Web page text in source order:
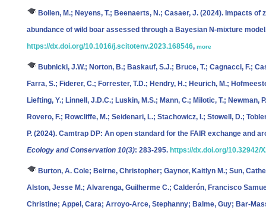
Bollen, M.; Neyens, T.; Beenaerts, N.; Casaer, J. (2024). Impacts of
abundance of wild boar assessed through a Bayesian N-mixture
https://dx.doi.org/10.1016/j.scitotenv.2023.168546, more
Bubnicki, J.W.; Norton, B.; Baskauf, S.J.; Bruce, T.; Cagnacci, F.;
Farra, S.; Fiderer, C.; Forrester, T.D.; Hendry, H.; Heurich, M.;
Liefting, Y.; Linnell, J.D.C.; Luskin, M.S.; Mann, C.; Milotic, T.; Newman,
Rovero, F.; Rowcliffe, M.; Seidenari, L.; Stachowicz, I.; Stowell, D.;
P. (2024). Camtrap DP: An open standard for the FAIR exchange and
Ecology and Conservation 10(3): 283-295. https://dx.doi.org/10.32942/
Burton, A. Cole; Beirne, Christopher; Gaynor, Kaitlyn M.; Sun,
Alston, Jesse M.; Alvarenga, Guilherme C.; Calderón, Francisco
Christine; Appel, Cara; Arroyo-Arce, Stephanny; Balme, Guy; Bar-